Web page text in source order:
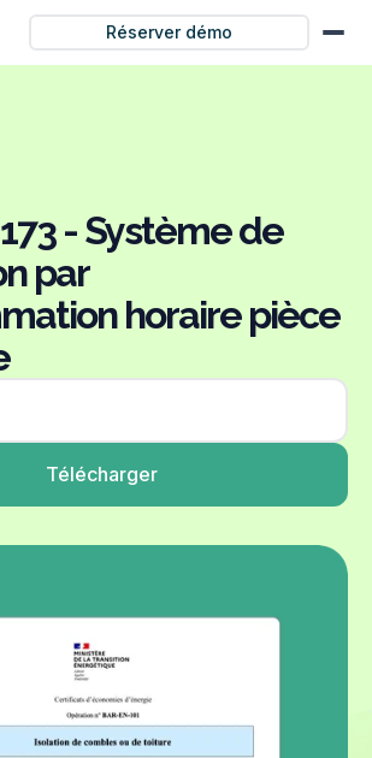
Réserver démo
- Système de
par
horaire pièce